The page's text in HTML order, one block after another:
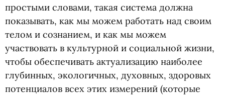
простыми словами, такая система должна
показывать, как мы можем работать над своим
телом и сознанием, и как мы можем
участвовать в культурной и социальной жизни,
чтобы обеспечивать актуализацию наиболее
глубинных, экологичных, духовных, здоровых
потенциалов всех этих измерений (которые